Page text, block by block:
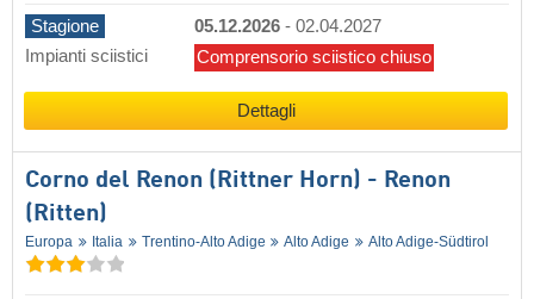
Stagione 05.12.2026 - 02.04.2027
Impianti sciistici
Comprensorio sciistico chiuso
Dettagli
Corno del Renon (Rittner Horn) - Renon
(Ritten)
Europa Italia Trentino-Alto Adige Alto Adige Alto Adige-Südtirol